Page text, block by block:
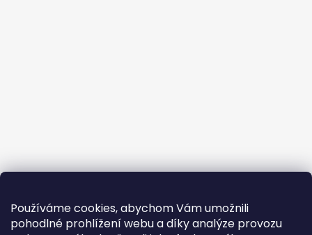
Používáme cookies, abychom Vám umožnili
pohodlné prohlížení webu a díky analýze provozu